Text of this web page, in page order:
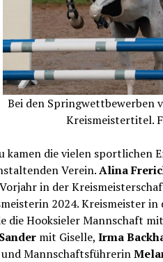
Bei den Springwettbewerben
Kreismeistertitel.
kamen die vielen sportlichen
Verein.Alina
in der
2024. Kreismeister in
die Hooksieler Mannschaft mit
mit Giselle, Irma
Mannschaftsführerin